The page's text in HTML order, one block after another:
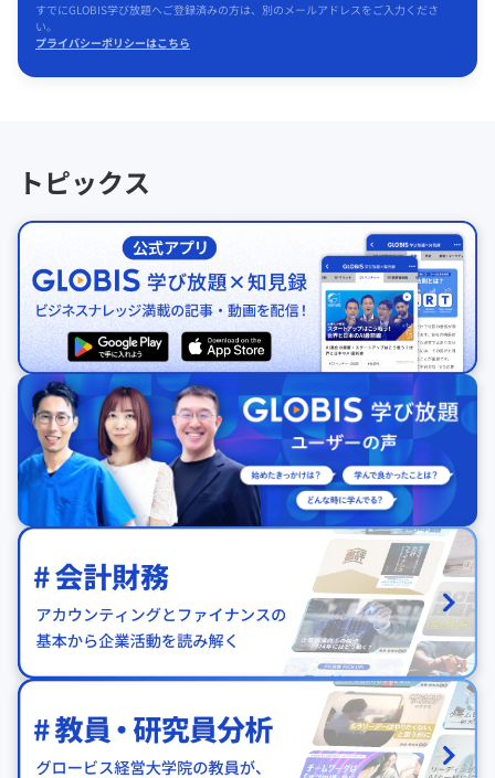
すでにGLOBIS学び放題へご登録済みの方は、別のメールアドレスをご入力くださ
い。
プライバシーポリシーはこちら
トピックス